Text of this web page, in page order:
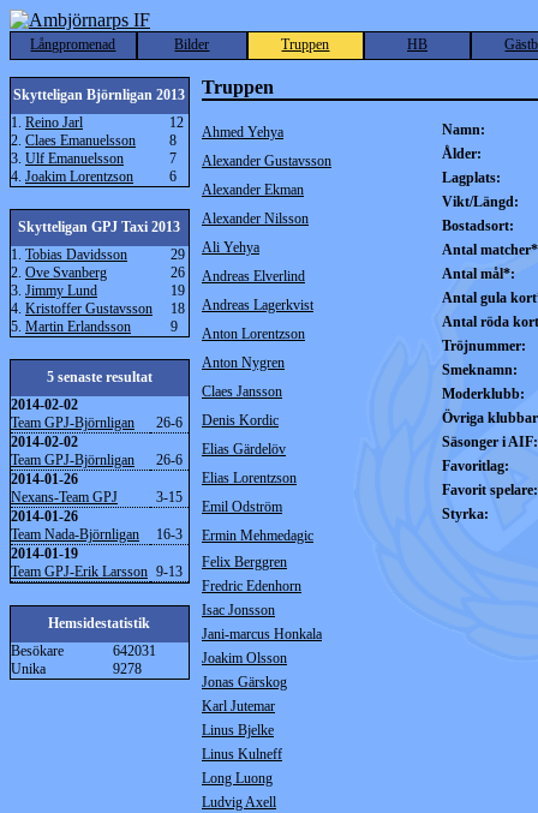
Långpromenad Bilder Truppen HB
Skytteligan Björnligan 2013
1. Reino Jarl
12
2. Claes Emanuelsson
8
3. Ulf Emanuelsson
7
4. Joakim Lorentzson 6
Skytteligan GPJ Taxi 2013
1. Tobias Davidsson
29
2. Ove Svanberg
26
3. Jimmy Lund
19
4. Kristoffer Gustavsson
18
5. Martin Erlandsson 9
5 senaste resultat
2014-02-02
Team GPJ-Björnligan
26-6
2014-02-02
Team GPJ-Björnligan
26-6
2014-01-26
Nexans-Team GPJ
3-15
2014-01-26
Team Nada-Björnligan
16-3
2014-01-19
Team GPJ-Erik Larsson 9-13
Hemsidestatistik
Besökare
642031
Unika
9278
Truppen
Ahmed Yehya
Namn:
Ålder:
Lagplats:
Vikt/Längd:
Bostadsort:
Antal
Antal mål*:
Antal gula
Antal röda
Tröjnummer:
Smeknamn:
Moderklubb:
Övriga
Säsonger i AIF:
Favoritlag:
Favorit spelare:
Styrka:
Alexander Gustavsson
Alexander Ekman
Alexander Nilsson
Ali Yehya
Andreas Elverlind
Andreas Lagerkvist
Anton Lorentzson
Anton Nygren
Claes Jansson
Denis Kordic
Elias Gärdelöv
Elias Lorentzson
Emil Odström
Ermin Mehmedagic
Felix Berggren
Fredric Edenhorn
Isac Jonsson
Jani-marcus Honkala
Joakim Olsson
Jonas Gärskog
Karl Jutemar
Linus Bjelke
Linus Kulneff
Long Luong
Ludvig Axell